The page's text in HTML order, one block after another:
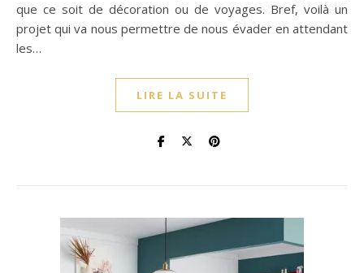
que ce soit de décoration ou de voyages. Bref, voilà un
projet qui va nous permettre de nous évader en attendant
les…
LIRE LA SUITE